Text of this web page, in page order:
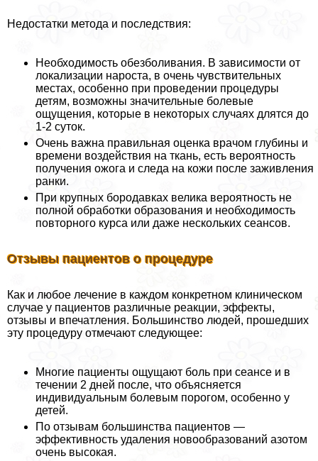
Недостатки метода и последствия:
Необходимость обезболивания. В зависимости от
локализации нароста, в очень чувствительных
местах, особенно при проведении процедуры
детям, возможны значительные болевые
ощущения, которые в некоторых случаях длятся до
1-2 суток.
Очень важна правильная оценка врачом глубины и
времени воздействия на ткань, есть вероятность
получения ожога и следа на кожи после заживления
ранки.
При крупных бородавках велика вероятность не
полной обработки образования и необходимость
повторного курса или даже нескольких сеансов.
Отзывы пациентов о процедуре
Как и любое лечение в каждом конкретном клиническом
случае у пациентов различные реакции, эффекты,
отзывы и впечатления. Большинство людей, прошедших
эту процедуру отмечают следующее:
Многие пациенты ощущают боль при сеансе и в
течении 2 дней после, что объясняется
индивидуальным болевым порогом, особенно у
детей.
По отзывам большинства пациентов —
эффективность удаления новообразований азотом
очень высокая.